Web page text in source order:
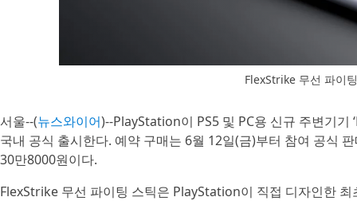
FlexStrike 무선 파이
서울--(뉴스와이어)--PlayStation이 PS5 및 PC용 신규 주변기기
국내 공식 출시한다. 예약 구매는 6월 12일(금)부터 참여 공식
30만8000원이다.
FlexStrike 무선 파이팅 스틱은 PlayStation이 직접 디자인한